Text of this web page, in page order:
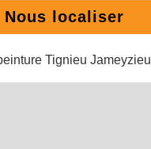
Nous localiser
Tignieu Jameyzieu